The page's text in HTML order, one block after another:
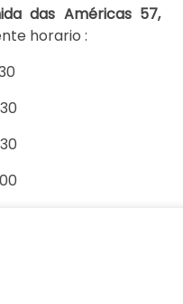
das Américas 57,
horario :